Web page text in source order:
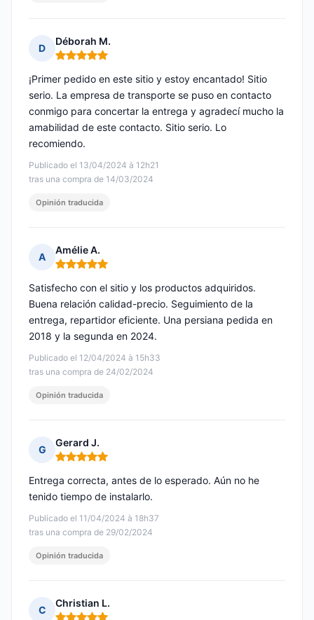
D
Déborah M.
Nota: 5 de 5
Publicado el 13/04/2024 à 12h21
tras una compra de 14/03/2024
¡Primer pedido en este sitio y estoy encantado! Sitio
serio. La empresa de transporte se puso en contacto
conmigo para concertar la entrega y agradecí mucho la
amabilidad de este contacto. Sitio serio. Lo
recomiendo.
Opinión traducida
A
Amélie A.
Nota: 5 de 5
Publicado el 12/04/2024 à 15h33
tras una compra de 24/02/2024
Satisfecho con el sitio y los productos adquiridos.
Buena relación calidad-precio. Seguimiento de la
entrega, repartidor eficiente. Una persiana pedida en
2018 y la segunda en 2024.
Opinión traducida
G
Gerard J.
Nota: 5 de 5
Publicado el 11/04/2024 à 18h37
tras una compra de 29/02/2024
Entrega correcta, antes de lo esperado. Aún no he
tenido tiempo de instalarlo.
Opinión traducida
C
Christian L.